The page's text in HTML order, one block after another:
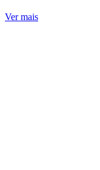
Ver mais